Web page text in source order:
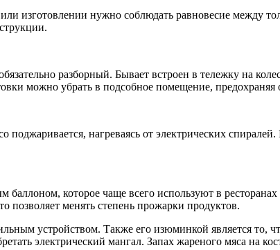
изготовлении нужно соблюдать равновесие между
разборный. Бывает встроен в тележку на
можно убрать в подсобное помещение, предохраняя
нагреваясь от электрических
баллоном, которое чаще всего используют в
позволяет менять степень прожарки продуктов.
устройством. Также его изюминкой является
электрический мангал. Запах жареного мяса на